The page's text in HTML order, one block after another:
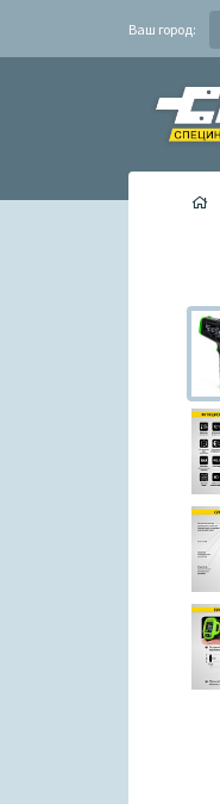
Ваш город: